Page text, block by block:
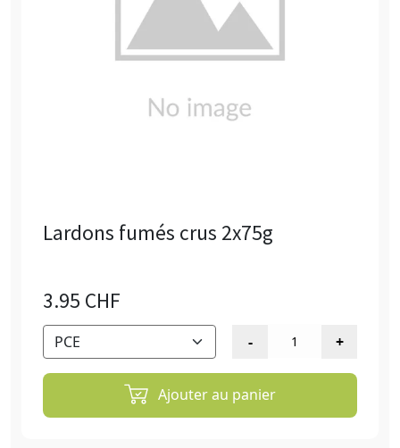
Lardons fumés crus 2x75g
3.95 CHF
Ajouter au panier